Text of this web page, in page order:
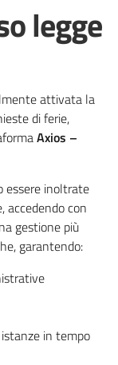
legge
attivata la
di ferie,
Axios –
essere inoltrate
accedendo con
gestione più
garantendo:
in tempo